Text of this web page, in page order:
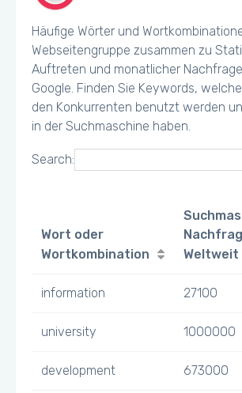
Häufige Wörter und
Webseitengruppe zusammen zu
Auftreten und monatlicher
Google. Finden Sie Keywords,
den Konkurrenten benutzt werden
in der Suchmaschine haben.
Search:
Wort oder
Wortkombination
Weltweit
information 27100
university 1000000
development 673000